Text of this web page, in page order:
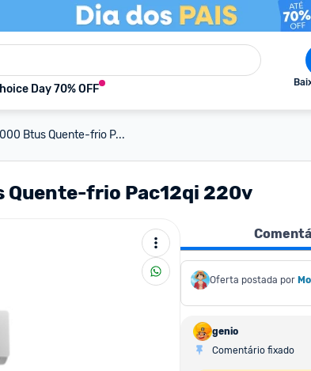
Day 70% OFF
Btus Quente-frio P...
Quente-frio Pac12qi 220v
Oferta postada por
genio
Comentário fixado